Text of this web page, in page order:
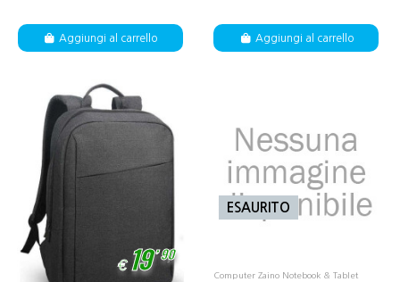
Aggiungi al carrello Aggiungi al carrello
€ 19
,90
ESAURITO
Computer Zaino Notebook & Tablet